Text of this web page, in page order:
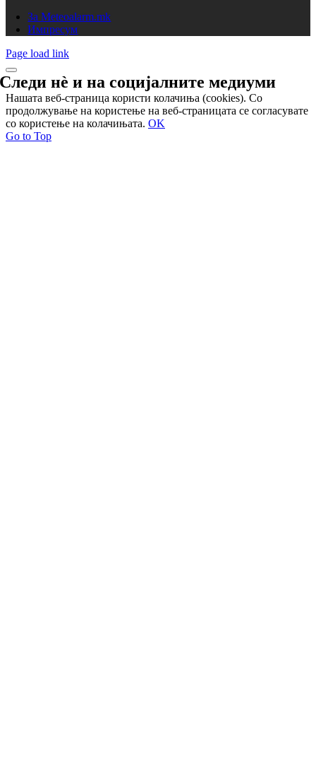
За Meteoalarm.mk
Импресум
Page load link
Следи нѐ и насоцијалните медиуми
Нашата веб-страница користи колачиња (cookies). Со
продолжување на користење на веб-страницата се согласувате
со користење на колачињата. OK
Go to Top